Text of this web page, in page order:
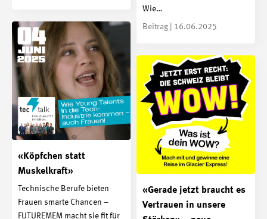
Wie…
Beitrag | 16.06.2025
«Köpfchen statt
Muskelkraft»
Technische Berufe bieten
Frauen smarte Chancen –
FUTUREMEM macht sie fit für
«Gerade jetzt braucht es
Vertrauen in unsere